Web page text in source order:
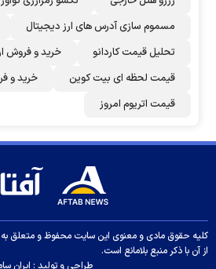
مسموم سازی آدرس های ارز دیجیتال
تحلیل قیمت کاردانو
خرید و فروش
قیمت لحظه ای بیت کوین
خرید و
قیمت اتریوم امروز
کلیه حقوق مادی و معنوی این سایت محفوظ و متعلق به
از آن با ذکر منبع بلامانع است.
طراحی و تولید : ایران